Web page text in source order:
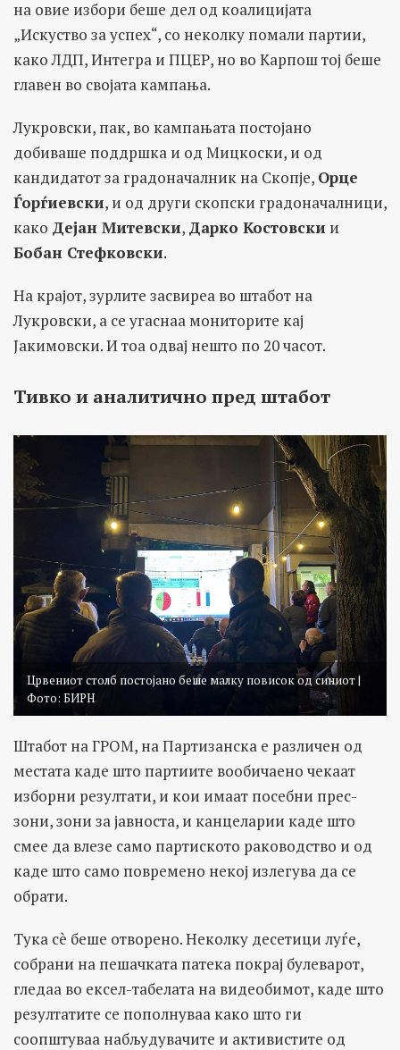
на овие избори беше дел од коалицијата
„Искуство за успех“, со неколку помали партии,
како ЛДП, Интегра и ПЦЕР, но во Карпош тој беше
главен во својата кампања.
Лукровски, пак, во кампањата постојано
добиваше поддршка и од Мицкоски, и од
кандидатот за градоначалник на Скопје, Орце
Ѓорѓиевски, и од други скопски градоначалници,
како Дејан Митевски, Дарко Костовски и
Бобан Стефковски.
На крајот, зурлите засвиреа во штабот на
Лукровски, а се угаснаа мониторите кај
Јакимовски. И тоа одвај нешто по 20 часот.
Тивко и аналитично пред штабот
Црвениот столб постојано беше малку повисок од синиот |
Фото: БИРН
Штабот на ГРОМ, на Партизанска е различен од
местата каде што партиите вообичаено чекаат
изборни резултати, и кои имаат посебни прес-
зони, зони за јавноста, и канцеларии каде што
смее да влезе само партиското раководство и од
каде што само повремено некој излегува да се
обрати.
Тука сè беше отворено. Неколку десетици луѓе,
собрани на пешачката патека покрај булеварот,
гледаа во ексел-табелата на видеобимот, каде што
резултатите се пополнуваа како што ги
соопштуваа набљудувачите и активистите од